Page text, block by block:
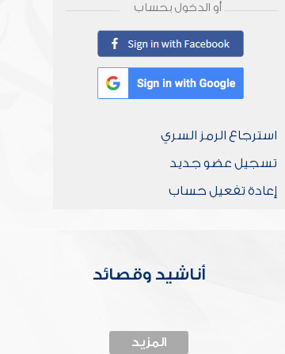
أو الدخول بحساب
استرجاع الرمز السري
تسجيل عضو جديد
إعادة تفعيل حساب
أناشيد وقصائد
المزيد